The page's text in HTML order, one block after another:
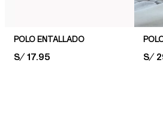
POLO ENTALLADO
PRICE:
S/ 17.95 S/